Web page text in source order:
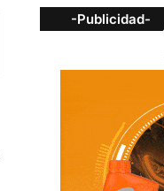
-Publicidad-